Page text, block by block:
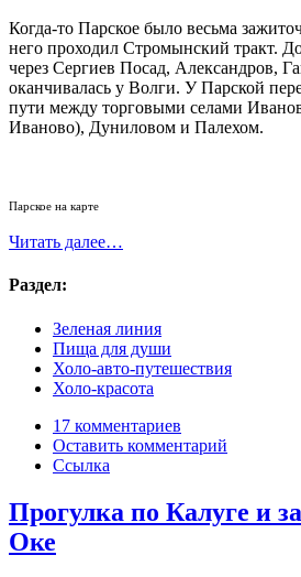
Когда-то Парское было весьма
него проходил Стромынский тракт.
через Сергиев Посад, Александров,
оканчивалась у Волги. У Парской
пути между торговыми селами
Иваново), Дуниловом и Палехом.
Парское на карте
Читать далее…
Раздел:
Зеленая линия
Пища для души
Холо-авто-путешествия
Холо-красота
17 комментариев
Оставить комментарий
Ссылка
Прогулка по Калуге и
Оке